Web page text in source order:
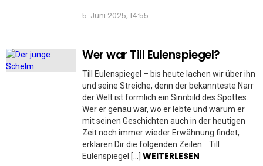
5. Juni 2025, 14:55
Wer war Till Eulenspiegel?
Till Eulenspiegel – bis heute lachen wir über ihn
und seine Streiche, denn der bekannteste Narr
der Welt ist förmlich ein Sinnbild des Spottes.
Wer er genau war, wo er lebte und warum er
mit seinen Geschichten auch in der heutigen
Zeit noch immer wieder Erwähnung findet,
erklären Dir die folgenden Zeilen. Till
Eulenspiegel […] WEITERLESEN